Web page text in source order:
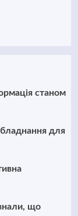
станом
для
що